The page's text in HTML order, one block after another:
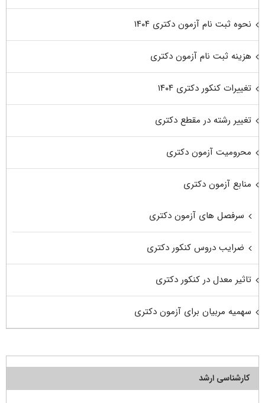
نحوه ثبت نام آزمون دکتری ۱۴۰۴
هزینه ثبت نام آزمون دکتری
تغییرات کنکور دکتری ۱۴۰۴
تغییر رشته در مقطع دکتری
محرومیت آزمون دکتری
منابع آزمون دکتری
سرفصل های آزمون دکتری
ضرایب دروس کنکور دکتری
تاثیر معدل در کنکور دکتری
سهمیه مربیان برای آزمون دکتری
کارشناسی ارشد